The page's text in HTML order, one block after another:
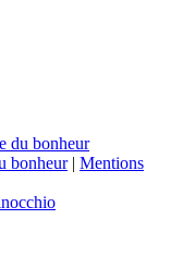
du bonheur
bonheur| Mentions